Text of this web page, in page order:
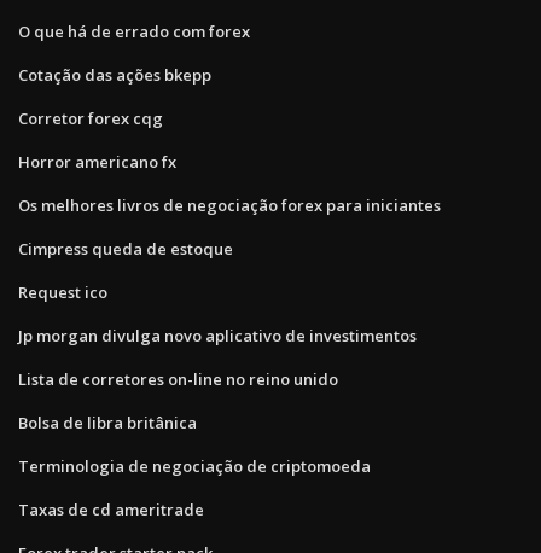
O que há de errado com forex
Cotação das ações bkepp
Corretor forex cqg
Horror americano fx
Os melhores livros de negociação forex para iniciantes
Cimpress queda de estoque
Request ico
Jp morgan divulga novo aplicativo de investimentos
Lista de corretores on-line no reino unido
Bolsa de libra britânica
Terminologia de negociação de criptomoeda
Taxas de cd ameritrade